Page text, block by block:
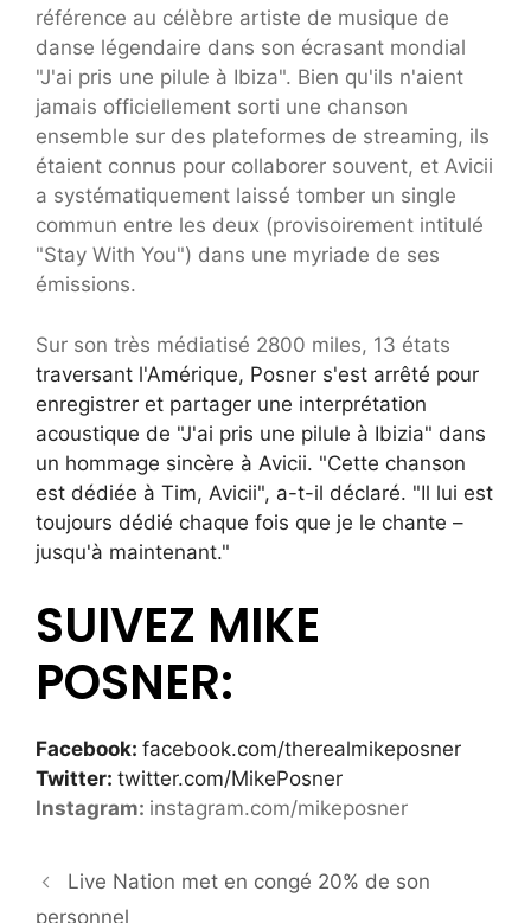
référence au célèbre artiste de musique de
danse légendaire dans son écrasant mondial
"J'ai pris une pilule à Ibiza". Bien qu'ils n'aient
jamais officiellement sorti une chanson
ensemble sur des plateformes de streaming, ils
étaient connus pour collaborer souvent, et Avicii
a systématiquement laissé tomber un single
commun entre les deux (provisoirement intitulé
"Stay With You") dans une myriade de ses
émissions.
Sur son très médiatisé 2800 miles, 13 états
traversant l'Amérique, Posner s'est arrêté pour
enregistrer et partager une interprétation
acoustique de "J'ai pris une pilule à Ibizia" dans
un hommage sincère à Avicii. "Cette chanson
est dédiée à Tim, Avicii", a-t-il déclaré. "Il lui est
toujours dédié chaque fois que je le chante –
jusqu'à maintenant."
SUIVEZ MIKE
POSNER:
Facebook: facebook.com/therealmikeposner
Twitter: twitter.com/MikePosner
Instagram: instagram.com/mikeposner
Live Nation met en congé 20% de son
personnel